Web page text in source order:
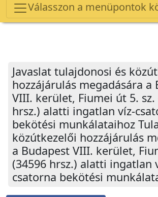
Válasszon a menüpontok
Javaslat tulajdonosi és
hozzájárulás megadására a
VIII. kerület, Fiumei út 5. sz.
hrsz.) alatti ingatlan víz-
bekötési munkálataihoz
közútkezelői hozzájárulás
a Budapest VIII. kerület,
(34596 hrsz.) alatti ingatlan
csatorna bekötési